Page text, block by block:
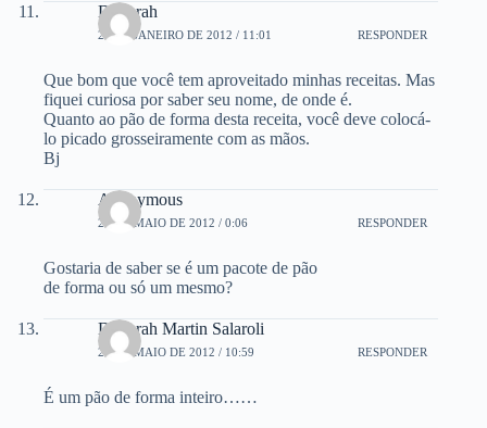
Deborah
24 DE JANEIRO DE 2012 / 11:01 RESPONDER
Que bom que você tem aproveitado minhas receitas. Mas
fiquei curiosa por saber seu nome, de onde é.
Quanto ao pão de forma desta receita, você deve colocá-
lo picado grosseiramente com as mãos.
Bj
Anonymous
26 DE MAIO DE 2012 / 0:06 RESPONDER
Gostaria de saber se é um pacote de pão
de forma ou só um mesmo?
Deborah Martin Salaroli
26 DE MAIO DE 2012 / 10:59 RESPONDER
É um pão de forma inteiro……